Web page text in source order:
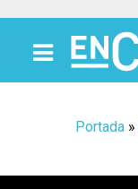
Portada »